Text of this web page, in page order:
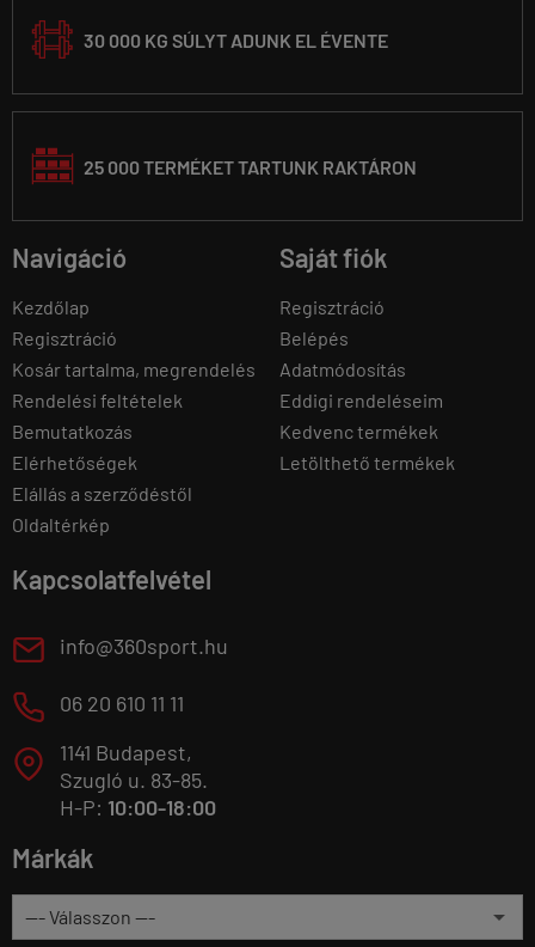
30 000 KG SÚLYT ADUNK EL ÉVENTE
25 000 TERMÉKET TARTUNK RAKTÁRON
Navigáció
Kezdőlap
Regisztráció
Kosár tartalma, megrendelés
Rendelési feltételek
Bemutatkozás
Elérhetőségek
Elállás a szerződéstől
Oldaltérkép
Saját fiók
Regisztráció
Belépés
Adatmódosítás
Eddigi rendeléseim
Kedvenc termékek
Letölthető termékek
Kapcsolatfelvétel
E info@360sport.hu
M 06 20 610 11 11
T
1141 Budapest,
Szugló u. 83-85.
H-P: 10:00-18:00
Márkák